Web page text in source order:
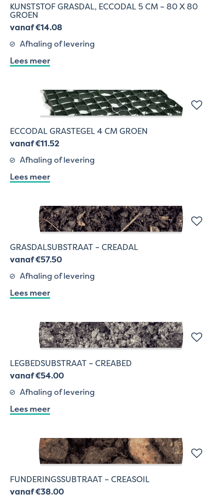
KUNSTSTOF GRASDAL, ECCODAL 5 CM – 80 X 80
GROEN
vanaf €14.08
Afhaling of levering
Lees meer
ECCODAL GRASTEGEL 4 CM GROEN
vanaf €11.52
Afhaling of levering
Lees meer
GRASDALSUBSTRAAT – CREADAL
vanaf €57.50
Afhaling of levering
Lees meer
LEGBEDSUBSTRAAT – CREABED
vanaf €54.00
Afhaling of levering
Lees meer
FUNDERINGSSUBTRAAT – CREASOIL
vanaf €38.00